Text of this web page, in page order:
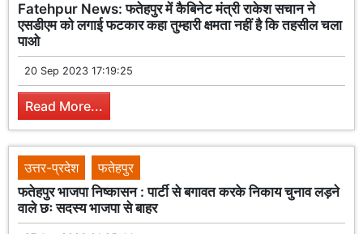
Fatehpur News: फतेहपुर में कैबिनेट मंत्री राकेश सचान ने
एसडीएम को लगाई फटकार कहा तुम्हारी क्षमता नहीं है कि तहसील चला
पाओ
20 Sep 2023 17:19:25
Read More...
उत्तर-प्रदेश
फतेहपुर
फतेहपुर भाजपा निष्कासन : पार्टी से बगावत करके निकाय चुनाव लड़ने
वाले छः सदस्य भाजपा से बाहर